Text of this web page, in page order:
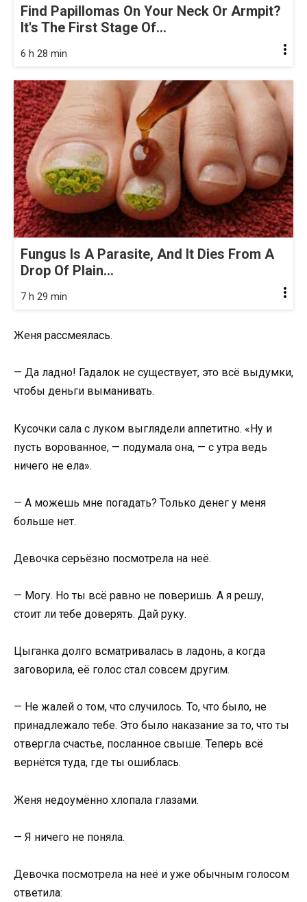
Find Papillomas On Your Neck Or Armpit?
It's The First Stage Of...
6 h 28 min
Fungus Is A Parasite, And It Dies From A
Drop Of Plain...
7 h 29 min
Женя рассмеялась.
— Да ладно! Гадалок не существует, это всё выдумки,
чтобы деньги выманивать.
Кусочки сала с луком выглядели аппетитно. «Ну и
пусть ворованное, — подумала она, — с утра ведь
ничего не ела».
— А можешь мне погадать? Только денег у меня
больше нет.
Девочка серьёзно посмотрела на неё.
— Могу. Но ты всё равно не поверишь. А я решу,
стоит ли тебе доверять. Дай руку.
Цыганка долго всматривалась в ладонь, а когда
заговорила, её голос стал совсем другим.
— Не жалей о том, что случилось. То, что было, не
принадлежало тебе. Это было наказание за то, что ты
отвергла счастье, посланное свыше. Теперь всё
вернётся туда, где ты ошиблась.
Женя недоумённо хлопала глазами.
— Я ничего не поняла.
Девочка посмотрела на неё и уже обычным голосом
ответила: